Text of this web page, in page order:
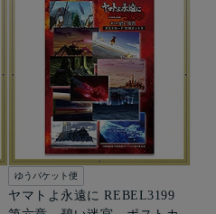
ゆうパケット便
ヤマトよ永遠に REBEL3199